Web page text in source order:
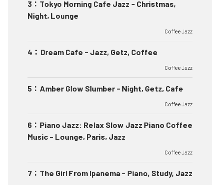
3 ： Tokyo Morning Cafe Jazz - Christmas,
Night, Lounge
Coffee Jazz
4 ： Dream Cafe - Jazz, Getz, Coffee
Coffee Jazz
5 ： Amber Glow Slumber - Night, Getz, Cafe
Coffee Jazz
6 ： Piano Jazz: Relax Slow Jazz Piano Coffee
Music - Lounge, Paris, Jazz
Coffee Jazz
7 ： The Girl From Ipanema - Piano, Study, Jazz